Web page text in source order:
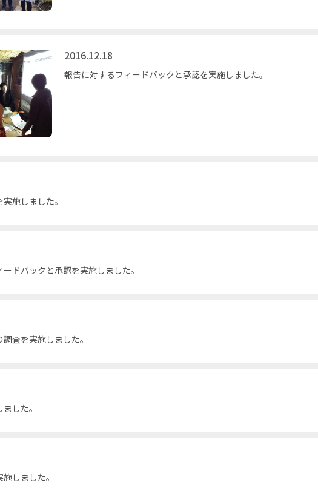
2016.12.18
報告に対するフィードバックと承認を実施しました。
施しました。
ドバックと承認を実施しました。
査を実施しました。
した。
しました。